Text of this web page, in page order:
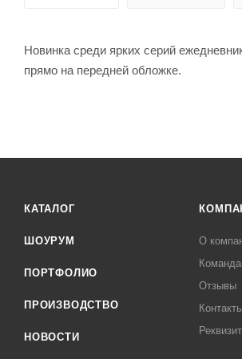
Новинка среди ярких серий
прямо на передней обложке.
КАТАЛОГ
ШОУРУМ
ПОРТФОЛИО
ПРОИЗВОДСТВО
НОВОСТИ
О
Команда
Отзывы